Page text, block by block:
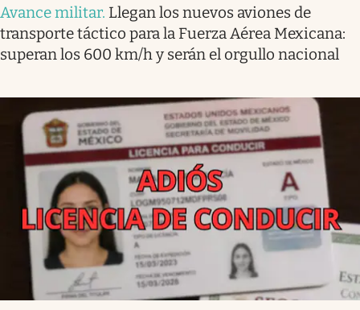
Avance militar. Llegan los nuevos aviones de
transporte táctico para la Fuerza Aérea Mexicana:
superan los 600 km/h y serán el orgullo nacional